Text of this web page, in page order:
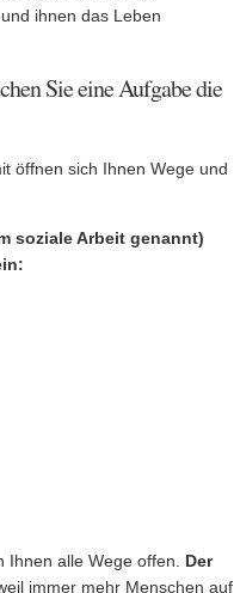
ihnen das Leben
Sie eine Aufgabe die
öffnen sich Ihnen Wege und
soziale Arbeit genannt)
alle Wege offen. Der
weil immer mehr Menschen auf